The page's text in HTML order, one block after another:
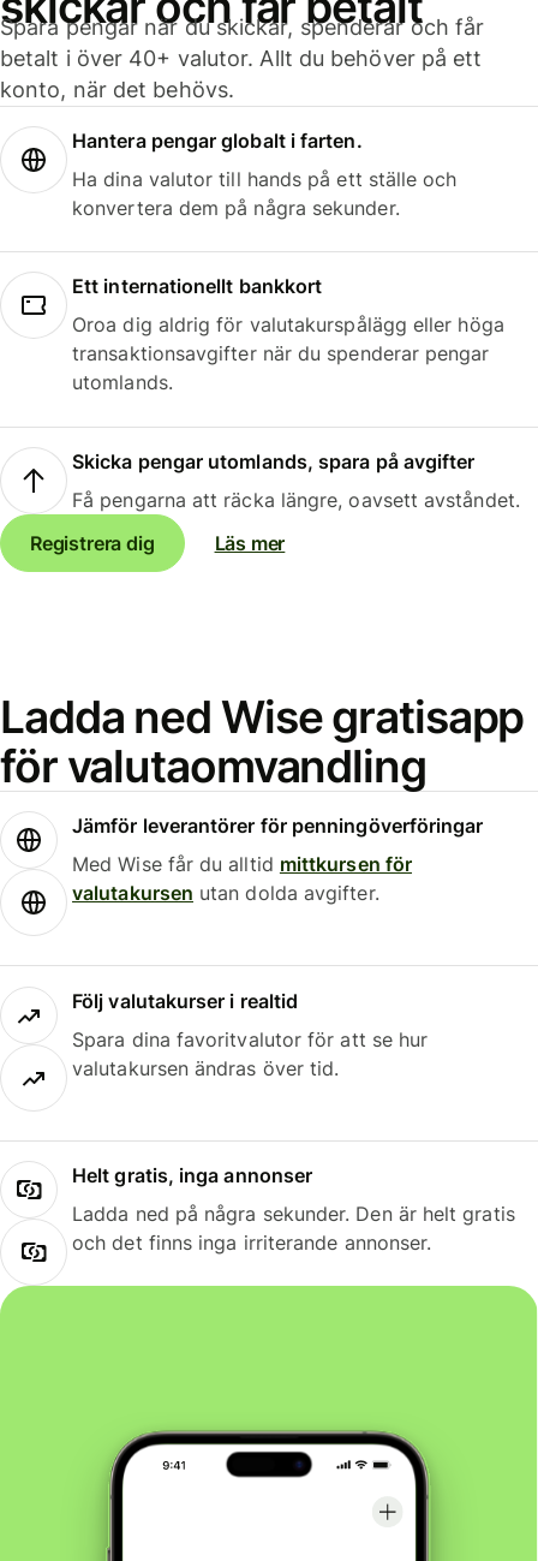
Spara pengar när du skickar, spenderar och får
betalt i över 40+ valutor. Allt du behöver på ett
konto, när det behövs.
Hantera pengar globalt i farten.
Ha dina valutor till hands på ett ställe och
konvertera dem på några sekunder.
Ett internationellt bankkort
Oroa dig aldrig för valutakurspålägg eller höga
transaktionsavgifter när du spenderar pengar
utomlands.
Skicka pengar utomlands, spara på avgifter
Få pengarna att räcka längre, oavsett avståndet.
Registrera dig
Läs mer
Ladda ned Wise gratisapp
för valutaomvandling
Jämför leverantörer för penningöverföringar
Med Wise får du alltid mittkursen för
valutakursen utan dolda avgifter.
Följ valutakurser i realtid
Spara dina favoritvalutor för att se hur
valutakursen ändras över tid.
Helt gratis, inga annonser
Ladda ned på några sekunder. Den är helt gratis
och det finns inga irriterande annonser.